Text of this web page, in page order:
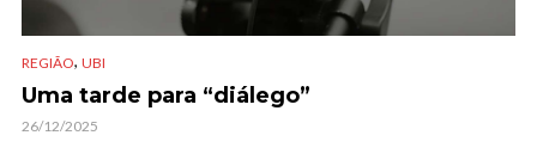
REGIÃO, UBI
Uma tarde para “diálego”
26/12/2025